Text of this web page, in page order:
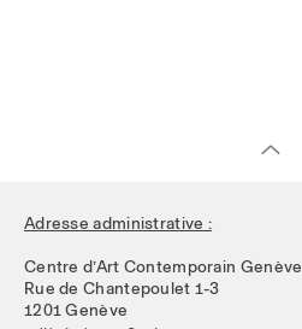
Adresse administrative :
Centre d’Art Contemporain Genève
Rue de Chantepoulet 1-3
1201 Genève